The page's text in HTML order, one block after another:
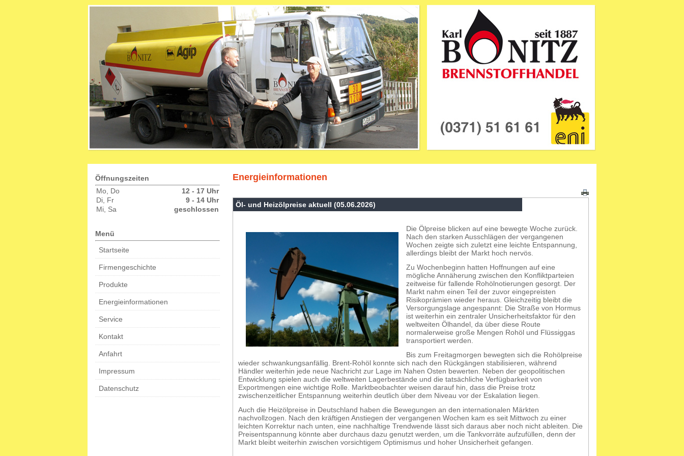
Öffnungszeiten
Mo, Do
12 - 17 Uhr
Di, Fr
9 - 14 Uhr
Mi, Sa
geschlossen
Menü
Startseite
Firmengeschichte
Produkte
Energieinformationen
Service
Kontakt
Anfahrt
Impressum
Datenschutz
Energieinformationen
Öl- und Heizölpreise aktuell (05.06.2026)
Die Ölpreise blicken auf eine bewegte Woche zurück.
Nach den starken Ausschlägen der vergangenen
Wochen zeigte sich zuletzt eine leichte Entspannung,
allerdings bleibt der Markt hoch nervös.
Zu Wochenbeginn hatten Hoffnungen auf eine
mögliche Annäherung zwischen den Konfliktparteien
zeitweise für fallende Rohölnotierungen gesorgt. Der
Markt nahm einen Teil der zuvor eingepreisten
Risikoprämien wieder heraus. Gleichzeitig bleibt die
Versorgungslage angespannt: Die Straße von Hormus
ist weiterhin ein zentraler Unsicherheitsfaktor für den
weltweiten Ölhandel, da über diese Route
normalerweise große Mengen Rohöl und Flüssiggas
transportiert werden.
Bis zum Freitagmorgen bewegten sich die Rohölpreise
wieder schwankungsanfällig. Brent-Rohöl konnte sich nach den Rückgängen stabilisieren, während
Händler weiterhin jede neue Nachricht zur Lage im Nahen Osten bewerten. Neben der geopolitischen
Entwicklung spielen auch die weltweiten Lagerbestände und die tatsächliche Verfügbarkeit von
Exportmengen eine wichtige Rolle. Marktbeobachter weisen darauf hin, dass die Preise trotz
zwischenzeitlicher Entspannung weiterhin deutlich über dem Niveau vor der Eskalation liegen.
Auch die Heizölpreise in Deutschland haben die Bewegungen an den internationalen Märkten
nachvollzogen. Nach den kräftigen Anstiegen der vergangenen Wochen kam es seit Mittwoch zu einer
leichten Korrektur nach unten, eine nachhaltige Trendwende lässt sich daraus aber noch nicht ableiten. Die
Preisentspannung könnte aber durchaus dazu genutzt werden, um die Tankvorräte aufzufüllen, denn der
Markt bleibt weiterhin zwischen vorsichtigem Optimismus und hoher Unsicherheit gefangen.
Cookies auf bonitz-brennstoffe.de
bonitz-brennstoffe.de verwendet Cookies (auch von Drittanbietern), um Informationen über die Nutzung der Website durch